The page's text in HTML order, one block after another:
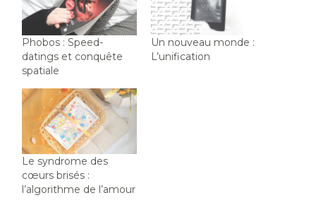
Phobos : Speed-
datings et conquête
spatiale
Un nouveau monde :
L’unification
Le syndrome des
cœurs brisés :
l’algorithme de l’amour